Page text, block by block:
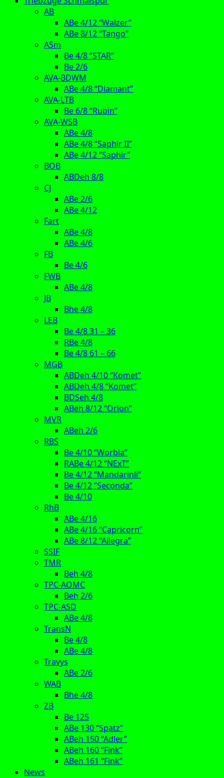
AB
ABe 4/12 “Walzer”
ABe 8/12 “Tango”
ASm
Be 4/8 “STAR”
Be 2/6
AVA-BDWM
ABe 4/8 “Diamant”
AVA-LTB
Be 6/8 “Rubin”
AVA-WSB
ABe 4/8
ABe 4/8 “Saphir II”
ABe 4/12 “Saphir”
BOB
ABDeh 8/8
CJ
ABe 2/6
ABe 4/12
Fart
ABe 4/8
ABe 4/6
FB
Be 4/6
FWB
ABe 4/8
JB
Bhe 4/8
LEB
Be 4/8 31 – 36
RBe 4/8
Be 4/8 61 – 66
MGB
ABDeh 4/10 “Komet”
ABDeh 4/8 “Komet”
BDSeh 4/8
ABeh 8/12 “Orion”
MVR
ABeh 2/6
RBS
Be 4/10 “Worbla”
RABe 4/12 “NExT”
Be 4/12 “Mandarinli”
Be 4/12 “Seconda”
Be 4/10
RhB
ABe 4/16
ABe 4/16 “Capricorn”
ABe 8/12 “Allegra”
SSIF
TMR
Beh 4/8
TPC-AOMC
Beh 2/6
TPC-ASD
ABe 4/8
TransN
Be 4/8
ABe 4/8
Travys
ABe 2/6
WAB
Bhe 4/8
ZB
Be 125
ABe 130 “Spatz”
ABeh 150 “Adler”
ABeh 160 “Fink”
ABeh 161 “Fink”
News